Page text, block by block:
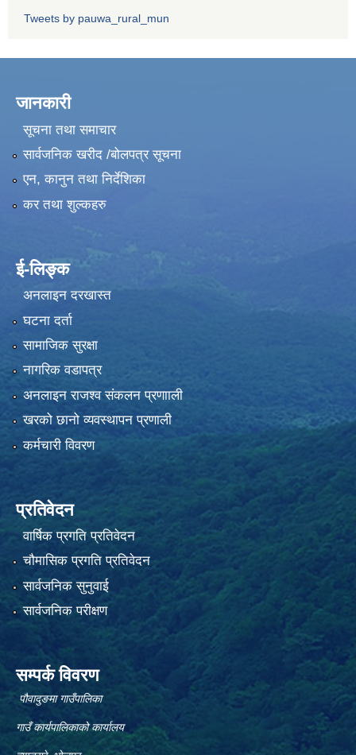
Tweets by pauwa_rural_mun
जानकारी
सूचना तथा समाचार
सार्वजनिक खरीद /बोलपत्र सूचना
एन, कानुन तथा निर्देशिका
कर तथा शुल्कहरु
ई-लिङ्क
अनलाइन दरखास्त
घटना दर्ता
सामाजिक सुरक्षा
नागरिक वडापत्र
अनलाइन राजश्व संकलन प्रणााली
खरको छानो व्यवस्थापन प्रणाली
कर्मचारी विवरण
प्रतिवेदन
वार्षिक प्रगति प्रतिवेदन
चौमासिक प्रगति प्रतिवेदन
सार्वजनिक सुनुवाई
सार्वजनिक परीक्षण
सम्पर्क विवरण
पौवादुङमा गाउँपालिका
गाउँ कार्यपालिकाको कार्यालय